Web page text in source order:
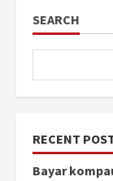
SEARCH
RECENT
Bayar